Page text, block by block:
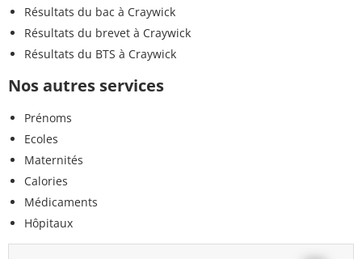
Résultats du bac à Craywick
Résultats du brevet à Craywick
Résultats du BTS à Craywick
Nos autres services
Prénoms
Ecoles
Maternités
Calories
Médicaments
Hôpitaux